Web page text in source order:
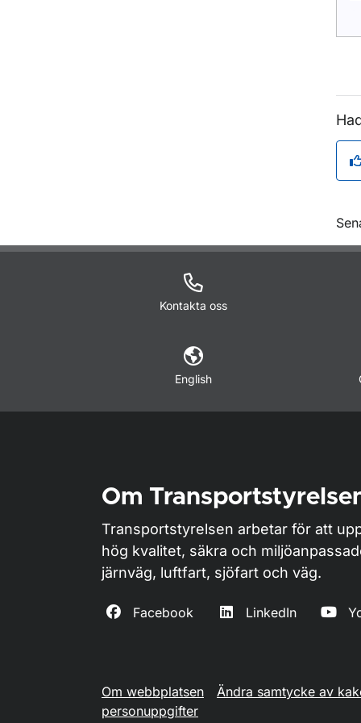
Kontakta oss
English
Om
Transportstyrelsen arbetar för att
hög kvalitet, säkra och
järnväg, luftfart, sjöfart och väg.
Facebook LinkedIn
Om webbplatsen Ändra samtycke av
personuppgifter